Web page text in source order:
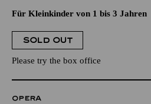
Für Kleinkinder von 1 bis 3 Jahren
SOLD OUT
Please try the box office
OPERA